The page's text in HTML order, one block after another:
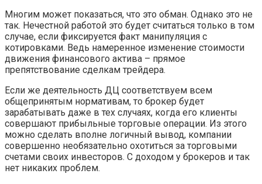
Многим может показаться, что это обман. Однако это не
так. Нечестной работой это будет считаться только в том
случае, если фиксируется факт манипуляция с
котировками. Ведь намеренное изменение стоимости
движения финансового актива – прямое
препятствование сделкам трейдера.
Если же деятельность ДЦ соответствуем всем
общепринятым нормативам, то брокер будет
зарабатывать даже в тех случаях, когда его клиенты
совершают прибыльные торговые операции. Из этого
можно сделать вполне логичный вывод, компании
совершенно необязательно охотиться за торговыми
счетами своих инвесторов. С доходом у брокеров и так
нет никаких проблем.